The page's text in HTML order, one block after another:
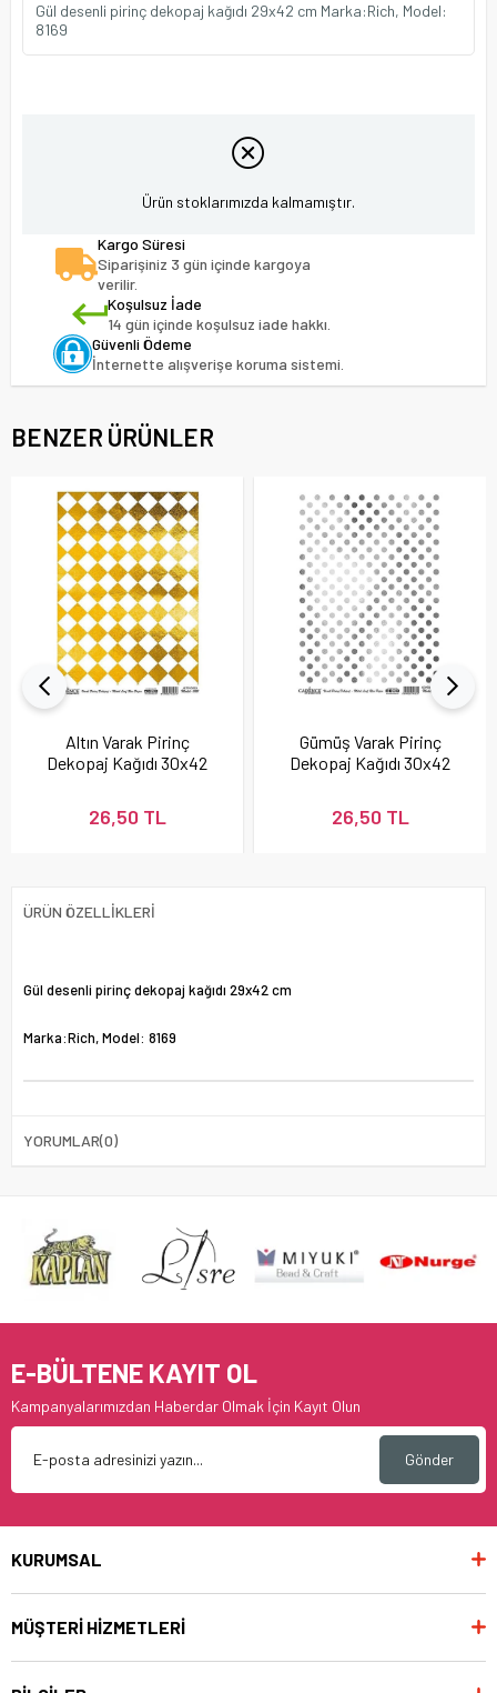
Gül desenli pirinç dekopaj kağıdı 29x42 cm Marka:Rich, Model:
8169
Ürün stoklarımızda kalmamıştır.
Kargo Süresi
Siparişiniz 3 gün içinde kargoya
verilir.
Koşulsuz İade
14 gün içinde koşulsuz iade hakkı.
Güvenli Ödeme
İnternette alışverişe koruma sistemi.
BENZER ÜRÜNLER
Altın Varak Pirinç
Dekopaj Kağıdı 30x42
26,50 TL
Gümüş Varak Pirinç
Dekopaj Kağıdı 30x42
26,50 TL
ÜRÜN ÖZELLIKLERI
Gül desenli pirinç dekopaj kağıdı 29x42 cm
Marka:Rich, Model: 8169
YORUMLAR(0)
E-BÜLTENE KAYIT OL
Kampanyalarımızdan Haberdar Olmak İçin Kayıt Olun
Gönder
KURUMSAL
MÜŞTERİ HİZMETLERİ